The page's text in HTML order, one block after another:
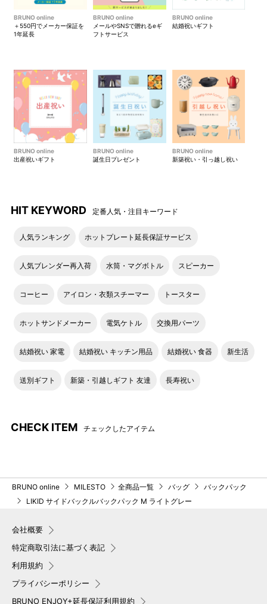
BRUNO online
＋550円でメーカー保証を
1年延長
BRUNO online
メールやSNSで贈れるeギ
フトサービス
BRUNO online
結婚祝いギフト
BRUNO online
出産祝いギフト
BRUNO online
誕生日プレゼント
BRUNO online
新築祝い・引っ越し祝い
HIT KEYWORD 定番人気・注目キーワード
人気ランキング ホットプレート延長保証サービス
人気ブレンダー再入荷 水筒・マグボトル スピーカー
コーヒー アイロン・衣類スチーマー トースター
ホットサンドメーカー 電気ケトル 交換用パーツ
結婚祝い 家電 結婚祝い キッチン用品 結婚祝い 食器 新生活
送別ギフト 新築・引越しギフト 友達 長寿祝い
CHECK ITEM チェックしたアイテム
BRUNO online MILESTO 全商品一覧 バッグ
バックパック
LIKID サイドバックルバックパック M ライトグレー
会社概要
特定商取引法に基づく表記
利用規約
プライバシーポリシー
BRUNO ENJOY+延長保証利用規約